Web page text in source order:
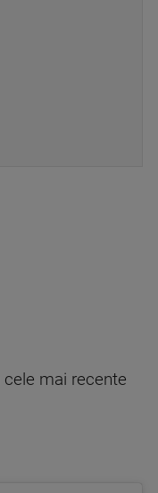
mai recente